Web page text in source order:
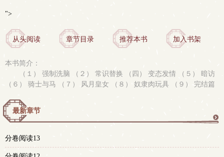
">
从头阅读 章节目录 推荐本书 加入书架
本书简介：
（１） 强制洗脑 （２） 常识替换 （四） 变态发情 （５） 暗访
（６） 骑士与马 （７） 风月皇女 （８） 奴隶肉玩具 （９） 完结篇
最新章节
分卷阅读13